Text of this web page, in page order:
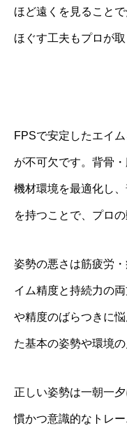
ほど遠くを見ること
ほぐす工夫もプロが
FPSで安定したエイ
が不可欠です。背骨
機材環境を最適化し
を持つことで、プロ
姿勢の悪さは筋疲労
イム精度と持続力の
や精度のばらつきに
た基本の姿勢や環境
正しい姿勢は一朝一
慣かつ意識的なトレ